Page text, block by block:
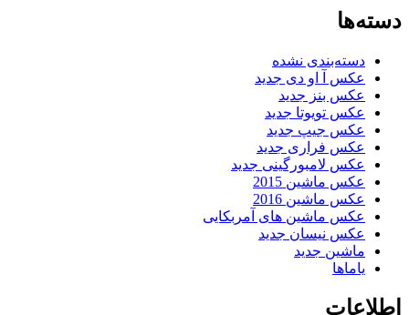
دسته‌ها
دسته‌بندی نشده
عکس آ او دی جدید
عکس بنز جدید
عکس تویوتا جدید
عکس جیپ جدید
عکس فراری جدید
عکس لامبورگینی جدید
عکس ماشین 2015
عکس ماشین 2016
عکس ماشین های آمربکایی
عکس نیسان جدید
ماشین جدید
یاماها
اطلاعات